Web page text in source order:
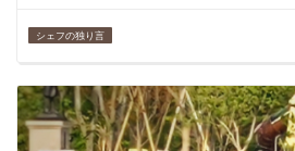
シェフの独り言